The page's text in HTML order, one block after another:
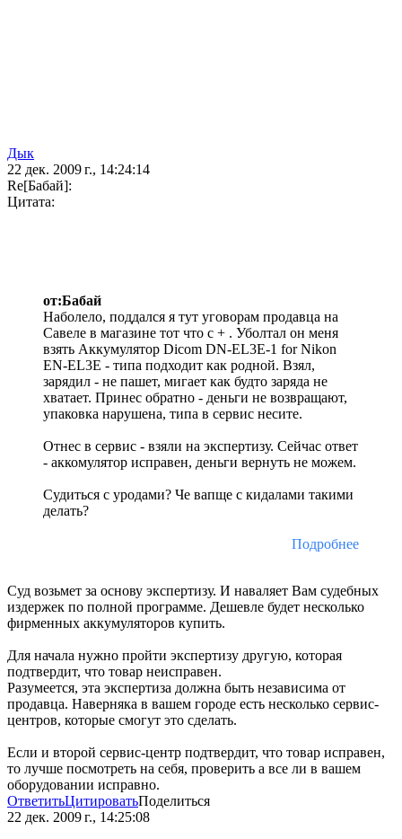
Дык
22 дек. 2009 г., 14:24:14
Re[Бaбай]:
Цитата:
от:Бaбай
Наболело, поддался я тут уговорам продавца на
Савеле в магазине тот что с + . Уболтал он меня
взять Аккумулятор Dicom DN-EL3E-1 for Nikon
EN-EL3E - типа подходит как родной. Взял,
зарядил - не пашет, мигает как будто заряда не
хватает. Принес обратно - деньги не возвращают,
упаковка нарушена, типа в сервис несите.
Отнес в сервис - взяли на экспертизу. Сейчас ответ
- аккомулятор исправен, деньги вернуть не можем.
Судиться с уродами? Че вапще с кидалами такими
делать?
Подробнее
Суд возьмет за основу экспертизу. И наваляет Вам судебных
издержек по полной программе. Дешевле будет несколько
фирменных аккумуляторов купить.
Для начала нужно пройти экспертизу другую, которая
подтвердит, что товар неисправен.
Разумеется, эта экспертиза должна быть независима от
продавца. Наверняка в вашем городе есть несколько сервис-
центров, которые смогут это сделать.
Если и второй сервис-центр подтвердит, что товар исправен,
то лучше посмотреть на себя, проверить а все ли в вашем
оборудовании исправно.
ОтветитьЦитироватьПоделиться
22 дек. 2009 г., 14:25:08